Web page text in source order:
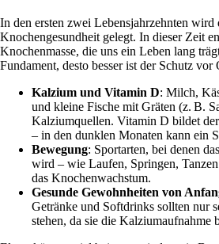
In den ersten zwei Lebensjahrzehnten
Knochengesundheit gelegt. In dieser Zeit
Knochenmasse, die uns ein Leben lang
Fundament, desto besser ist der Schutz vor
Kalzium und Vitamin D: Milch,
und kleine Fische mit Gräten (z. B.
Kalziumquellen. Vitamin D bildet
– in den dunklen Monaten kann ein
Bewegung: Sportarten, bei denen
wird – wie Laufen, Springen,
das Knochenwachstum.
Gesunde Gewohnheiten von
Getränke und Softdrinks sollten nur
stehen, da sie die Kalziumaufnahme